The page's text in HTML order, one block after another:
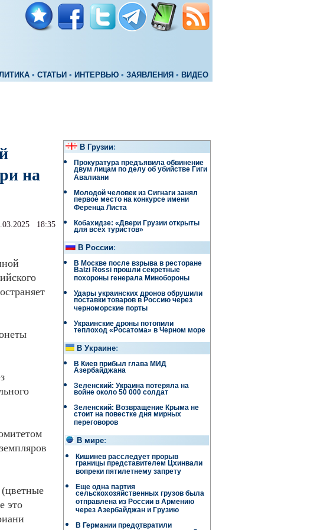
• СТАТЬИ • ИНТЕРВЬЮ • ЗАЯВЛЕНИЯ • ВИДЕО
на
18:35
это
В Грузии:
Прокуратура предъявила обвинение
двум лицам по делу об убийстве Гиги
Авалиани
Молодой человек из Сигнаги занял
первое место на конкурсе имени
Ференца Листа
Кобахидзе: «Двери Грузии открыты
для всех туристов»
В России:
В Москве после взрыва в ресторане
Balzi Rossi прошли секретные
похороны генерала Минобороны
Удары украинских дронов обрушили
поставки товаров в Россию через
черноморские порты
Украинские дроны потопили
теплоход «Росатома» в Черном море
В Украине:
В Киев прибыл глава МИД
Азербайджана
Зеленский: Украина потеряла на
войне около 50 000 солдат
Зеленский: Возвращение Крыма не
стоит на повестке дня мирных
переговоров
В мире:
Кишинев расследует прорыв
границы представителем Цхинвали
вопреки пятилетнему запрету
Еще одна партия
сельскохозяйственных грузов была
отправлена ​​из России в Армению
через Азербайджан и Грузию
В Германии предотвратили